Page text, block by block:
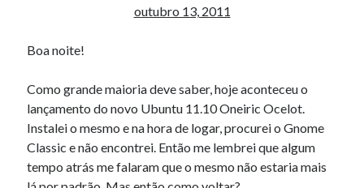
S S D
10 11 12 13 14 15 16
17
24 25 26 27 28 29 30
31
outubro 13, 2011
Boa noite!
Como grande maioria deve saber, hoje aconteceu o
lançamento do novo Ubuntu 11.10 Oneiric Ocelot.
Instalei o mesmo e na hora de logar, procurei o Gnome
Classic e não encontrei. Então me lembrei que algum
tempo atrás me falaram que o mesmo não estaria mais